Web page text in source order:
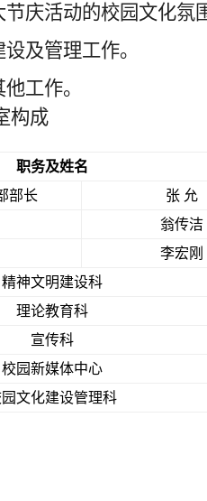
庆活动的校园文化氛
及管理工作。
工作。
构成
职务及姓名
部长
张 允
翁传洁
李宏刚
精神文明建设科
理论教育科
宣传科
校园新媒体中心
文化建设管理科